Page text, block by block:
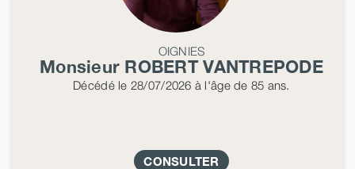
OIGNIES
Monsieur ROBERTVANTREPODE
Décédéle 28/07/2026 à l'âge de 85 ans.
CONSULTER